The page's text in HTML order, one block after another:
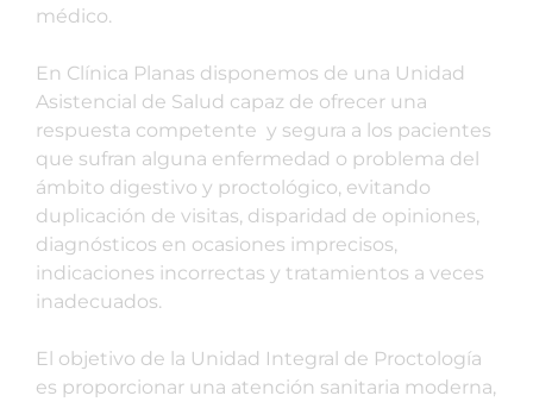
médico.
En Clínica Planas disponemos de una Unidad
Asistencial de Salud capaz de ofrecer una
respuesta competente y segura a los pacientes
que sufran alguna enfermedad o problema del
ámbito digestivo y proctológico, evitando
duplicación de visitas, disparidad de opiniones,
diagnósticos en ocasiones imprecisos,
indicaciones incorrectas y tratamientos a veces
inadecuados.
El objetivo de la Unidad Integral de Proctología
es proporcionar una atención sanitaria moderna,